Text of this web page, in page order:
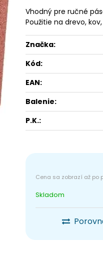
Skladom
Vhodný pre ručné
Použitie na drevo,
Značka:
Kód:
EAN:
Balenie:
P.K.: